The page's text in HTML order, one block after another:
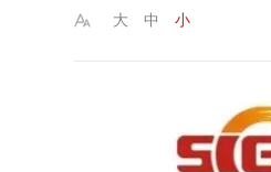
大 中 小